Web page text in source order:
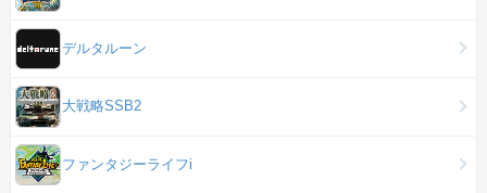
デルタルーン
大戦略SSB2
ファンタジーライフi